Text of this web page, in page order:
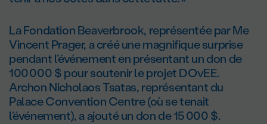
La Fondation Beaverbrook, représentée par Me
Vincent Prager, a créé une magnifique surprise
pendant l’événement en présentant un don de
100 000 $ pour soutenir le projet DOvEE.
Archon Nicholaos Tsatas, représentant du
Palace Convention Centre (où se tenait
l’événement), a ajouté un don de 15 000 $.